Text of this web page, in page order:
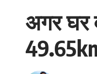
अगर घर